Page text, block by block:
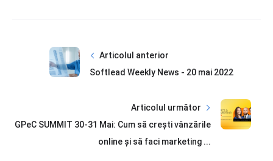
Articolul anterior
Softlead Weekly News - 20 mai 2022
Articolul următor
GPeC SUMMIT 30-31 Mai: Cum să crești vânzările
online și să faci marketing ...